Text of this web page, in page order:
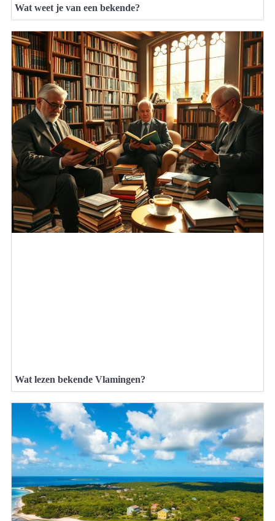
Wat weet je van een bekende?
Wat lezen bekende Vlamingen?